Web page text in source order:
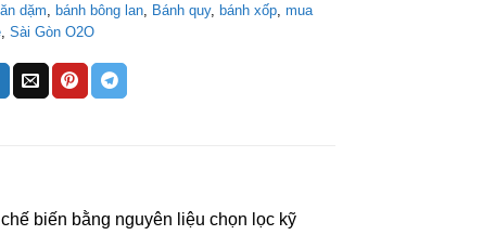
dặm, bánh bông lan, Bánh quy, bánh xốp,mua
,Sài Gòn O2O
biến bằng nguyên liệu chọn lọc kỹ